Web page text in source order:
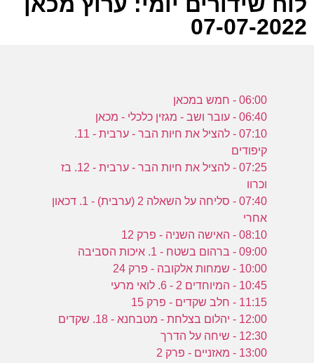
07-07-2022
06:00 - חמש במכאן
06:40 - עובר ושב - מגזין כלכלי - מכאן
07:10 - להציל את חיות הבר - ערבית - 11.
קיפודים
07:25 - להציל את חיות הבר - ערבית - 12. בז
וכרוו
07:40 - סליחה על השאלה 2 (ערבית) - 1. דכאון
אחרי
08:10 - האישה השניה - פרק 12
09:00 - ברהום בשטח - 1. איכות הסביבה
10:00 - שמחות אלקובה - פרק 24
10:45 - המיוחדים 2 - 6. לואי מרעי
11:15 - חלב שקדים - פרק 15
12:00 - יהלום בצלחת - מטבחנא - 18. שקדים
12:30 - שיחה על הדרך
13:00 - מאזניים - פרק 2